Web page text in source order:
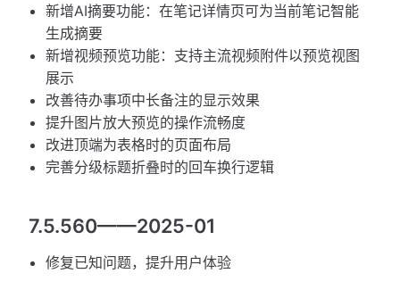
新增AI摘要功能：在笔记详情页可为当前笔记智能
生成摘要
新增视频预览功能：支持主流视频附件以预览视图
展示
改善待办事项中长备注的显示效果
提升图片放大预览的操作流畅度
改进顶端为表格时的页面布局
完善分级标题折叠时的回车换行逻辑
7.5.560——2025-01
修复已知问题，提升用户体验